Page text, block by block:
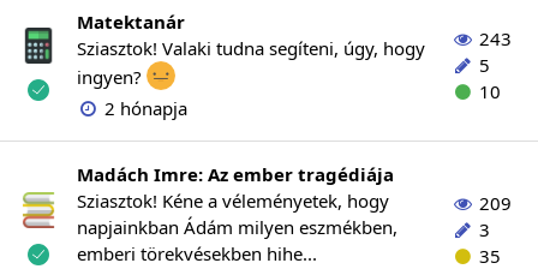
Matektanár
Sziasztok! Valaki tudna segíteni, úgy, hogy
ingyen?
2 hónapja
243
5
10
Madách Imre: Az ember tragédiája
Sziasztok! Kéne a véleményetek, hogy
napjainkban Ádám milyen eszmékben,
emberi törekvésekben hihe...
209
3
35